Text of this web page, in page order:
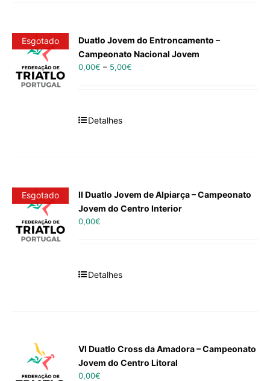
Esgotado
Duatlo Jovem do Entroncamento –
Campeonato Nacional Jovem
0,00€ – 5,00€
Detalhes
Esgotado
II Duatlo Jovem de Alpiarça – Campeonato
Jovem do Centro Interior
0,00€
Detalhes
VI Duatlo Cross da Amadora – Campeonato
Jovem do Centro Litoral
0,00€